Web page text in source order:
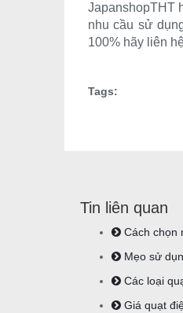
JapanshopTHT
nhu cầu sử
100% hãy liên
Tags:
Tin liên quan
Cách chọn
Mẹo sử
Các loại
Giá quạt